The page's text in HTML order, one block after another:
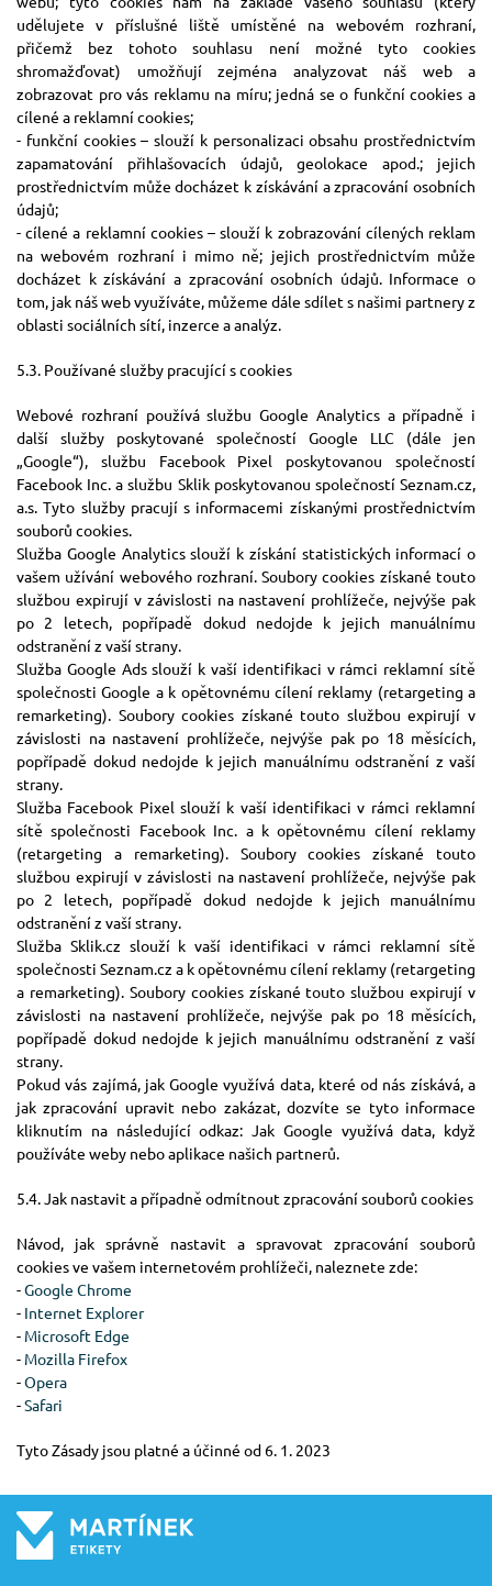
udělujete v příslušné liště umístěné na webovém rozhraní,
přičemž bez tohoto souhlasu není možné tyto cookies
shromažďovat) umožňují zejména analyzovat náš web a
zobrazovat pro vás reklamu na míru; jedná se o funkční cookies a
cílené a reklamní cookies;
- funkční cookies – slouží k personalizaci obsahu prostřednictvím
zapamatování přihlašovacích údajů, geolokace apod.; jejich
prostřednictvím může docházet k získávání a zpracování osobních
údajů;
- cílené a reklamní cookies – slouží k zobrazování cílených reklam
na webovém rozhraní i mimo ně; jejich prostřednictvím může
docházet k získávání a zpracování osobních údajů. Informace o
tom, jak náš web využíváte, můžeme dále sdílet s našimi partnery z
oblasti sociálních sítí, inzerce a analýz.
5.3. Používané služby pracující s cookies
Webové rozhraní používá službu Google Analytics a případně i
další služby poskytované společností Google LLC (dále jen
„Google“), službu Facebook Pixel poskytovanou společností
Facebook Inc. a službu Sklik poskytovanou společností Seznam.cz,
a.s. Tyto služby pracují s informacemi získanými prostřednictvím
souborů cookies.
Služba Google Analytics slouží k získání statistických informací o
vašem užívání webového rozhraní. Soubory cookies získané touto
službou expirují v závislosti na nastavení prohlížeče, nejvýše pak
po 2 letech, popřípadě dokud nedojde k jejich manuálnímu
odstranění z vaší strany.
Služba Google Ads slouží k vaší identifikaci v rámci reklamní sítě
společnosti Google a k opětovnému cílení reklamy (retargeting a
remarketing). Soubory cookies získané touto službou expirují v
závislosti na nastavení prohlížeče, nejvýše pak po 18 měsících,
popřípadě dokud nedojde k jejich manuálnímu odstranění z vaší
strany.
Služba Facebook Pixel slouží k vaší identifikaci v rámci reklamní
sítě společnosti Facebook Inc. a k opětovnému cílení reklamy
(retargeting a remarketing). Soubory cookies získané touto
službou expirují v závislosti na nastavení prohlížeče, nejvýše pak
po 2 letech, popřípadě dokud nedojde k jejich manuálnímu
odstranění z vaší strany.
Služba Sklik.cz slouží k vaší identifikaci v rámci reklamní sítě
společnosti Seznam.cz a k opětovnému cílení reklamy (retargeting
a remarketing). Soubory cookies získané touto službou expirují v
závislosti na nastavení prohlížeče, nejvýše pak po 18 měsících,
popřípadě dokud nedojde k jejich manuálnímu odstranění z vaší
strany.
Pokud vás zajímá, jak Google využívá data, které od nás získává, a
jak zpracování upravit nebo zakázat, dozvíte se tyto informace
kliknutím na následující odkaz: Jak Google využívá data, když
používáte weby nebo aplikace našich partnerů.
5.4. Jak nastavit a případně odmítnout zpracování souborů cookies
Návod, jak správně nastavit a spravovat zpracování souborů
cookies ve vašem internetovém prohlížeči, naleznete zde:
-Google Chrome
- Internet Explorer
- Microsoft Edge
- Mozilla Firefox
-Opera
-Safari
Tyto Zásady jsou platné a účinné od 6. 1. 2023